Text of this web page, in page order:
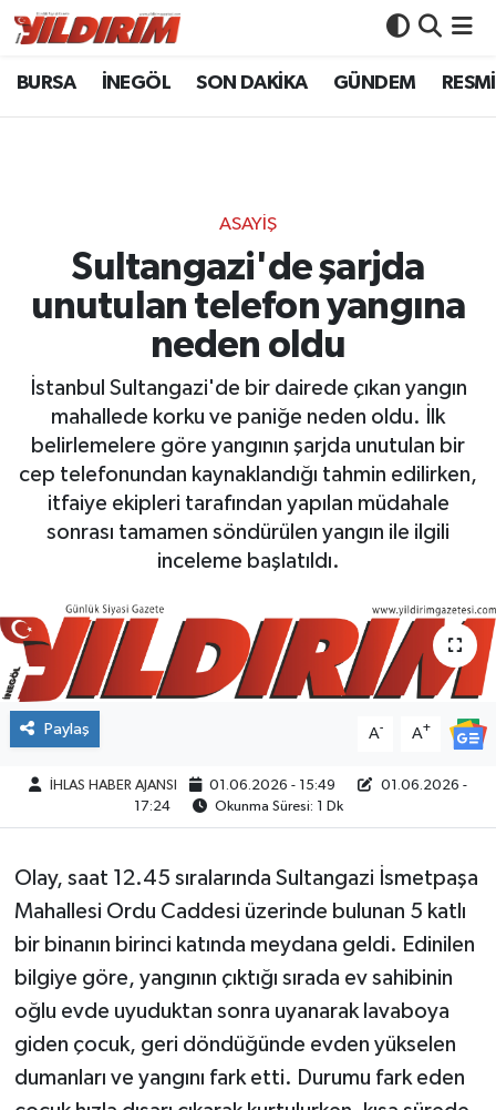
BURSA İNEGÖL SON DAKİKA GÜNDEM
ASAYİŞ
Sultangazi'de şarjda
unutulan telefon yangına
neden oldu
İstanbul Sultangazi'de bir dairede çıkan yangın
mahallede korku ve paniğe neden oldu. İlk
belirlemelere göre yangının şarjda unutulan bir
cep telefonundan kaynaklandığı tahmin edilirken,
itfaiye ekipleri tarafından yapılan müdahale
sonrası tamamen söndürülen yangın ile ilgili
inceleme başlatıldı.
Paylaş A- A+
İHLAS HABER AJANSI 01.06.2026 - 15:49
01.06.2026 -
17:24
Okunma Süresi: 1 Dk
Olay, saat 12.45 sıralarında Sultangazi İsmetpaşa
Mahallesi Ordu Caddesi üzerinde bulunan 5 katlı
bir binanın birinci katında meydana geldi. Edinilen
bilgiye göre, yangının çıktığı sırada ev sahibinin
oğlu evde uyuduktan sonra uyanarak lavaboya
giden çocuk, geri döndüğünde evden yükselen
dumanları ve yangını fark etti. Durumu fark eden
BURSA
GÜNDEM
RESMİ İLANLAR
SİYASET
YAŞAM
SPOR
Bursa Nöbetçi Eczaneler
Bursa Trafik Yoğunluk Haritası
Süper Lig Puan Durumu ve Fikstür
Son Dakika Haberleri
Haber Arşivi